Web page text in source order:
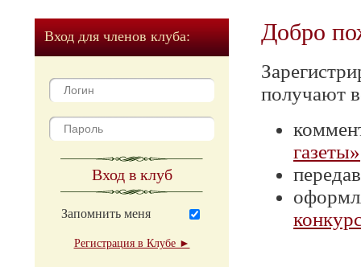
Вход для членов клуба:
Вход в клуб
Запомнить меня
Регистрация в Клубе ►
Добро
получают
газеты»